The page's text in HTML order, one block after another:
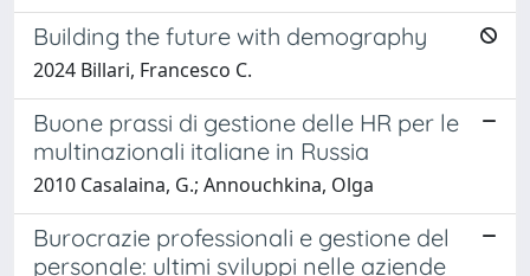
Building the future with demography
2024 Billari, Francesco C.
Buone prassi di gestione delle HR per le
multinazionali italiane in Russia
2010 Casalaina, G.; Annouchkina, Olga
Burocrazie professionali e gestione del
personale: ultimi sviluppi nelle aziende